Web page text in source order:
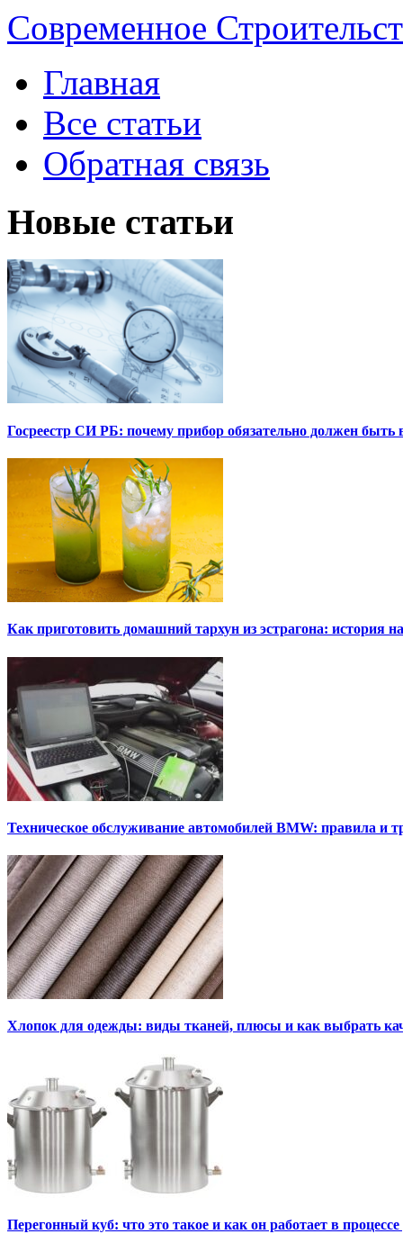
Современное
Главная
Все статьи
Обратная связь
Новые статьи
Госреестр СИ РБ: почему прибор обязательно должен быть
Как приготовить домашний тархун из эстрагона: история
Техническое обслуживание автомобилей BMW: правила и
Хлопок для одежды: виды тканей, плюсы и как выбрать
Перегонный куб: что это такое и как он работает в